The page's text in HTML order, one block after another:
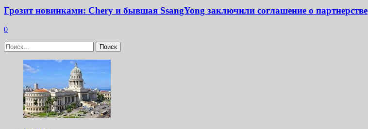
Грозит новинками: Chery и бывшая SsangYong заключили соглашение о партнерстве
0
Найти: